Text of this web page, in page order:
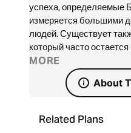
успеха, определяемые
измеряется большими
людей. Существует
который часто
плане вы узнаете: как
ценности Бога, а не на
настоящий успех в
без корыстных
достижений: почему
внешних результатов.
MORE
About
Related Plans